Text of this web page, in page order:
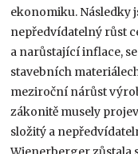
ekonomiku. Následky
nepředvídatelný růst
a narůstající inflace,
stavebních
meziroční nárůst
zákonitě musely
složitý a